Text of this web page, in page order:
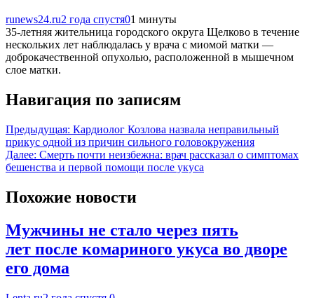
runews24.ru2 года спустя01 минуты
35-летняя жительница городского округа Щелково в течение
нескольких лет наблюдалась у врача с миомой матки —
доброкачественной опухолью, расположенной в мышечном
слое матки.
Навигация по записям
Предыдущая: Кардиолог Козлова назвала неправильный
прикус одной из причин сильного головокружения
Далее: Смерть почти неизбежна: врач рассказал о симптомах
бешенства и первой помощи после укуса
Похожие новости
Мужчины не стало через пять
лет после комариного укуса во дворе
его дома